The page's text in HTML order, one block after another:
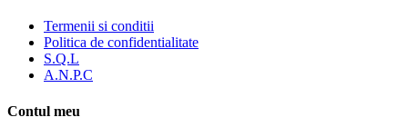
Termenii si conditii
Politica de confidentialitate
S.Q.L
A.N.P.C
Contul meu